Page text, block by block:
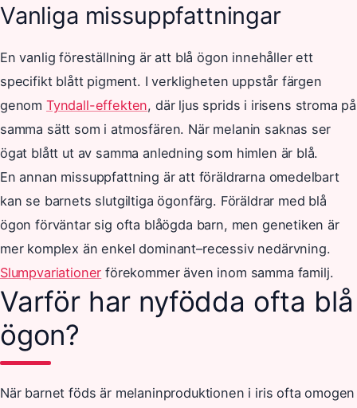
Vanliga missuppfattningar
En vanlig föreställning är att blå ögon innehåller ett
specifikt blått pigment. I verkligheten uppstår färgen
genom Tyndall-effekten, där ljus sprids i irisens stroma på
samma sätt som i atmosfären. När melanin saknas ser
ögat blått ut av samma anledning som himlen är blå.
En annan missuppfattning är att föräldrarna omedelbart
kan se barnets slutgiltiga ögonfärg. Föräldrar med blå
ögon förväntar sig ofta blåögda barn, men genetiken är
mer komplex än enkel dominant–recessiv nedärvning.
Slumpvariationer förekommer även inom samma familj.
Varför har nyfödda ofta blå
ögon?
När barnet föds är melaninproduktionen i iris ofta omogen